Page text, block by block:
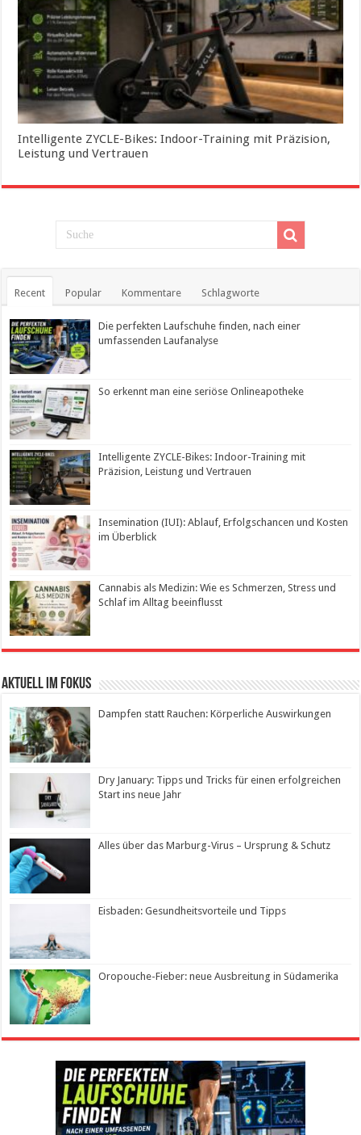
Intelligente ZYCLE-Bikes: Indoor-Training mit Präzision,
Leistung und Vertrauen
Recent Popular Kommentare Schlagworte
Die perfekten Laufschuhe finden, nach einer
umfassenden Laufanalyse
So erkennt man eine seriöse Onlineapotheke
Intelligente ZYCLE-Bikes: Indoor-Training mit
Präzision, Leistung und Vertrauen
Insemination (IUI): Ablauf, Erfolgschancen und Kosten
im Überblick
Cannabis als Medizin: Wie es Schmerzen, Stress und
Schlaf im Alltag beeinflusst
Aktuell im Fokus
Dampfen statt Rauchen: Körperliche Auswirkungen
Dry January: Tipps und Tricks für einen erfolgreichen
Start ins neue Jahr
Alles über das Marburg-Virus – Ursprung & Schutz
Eisbaden: Gesundheitsvorteile und Tipps
Oropouche-Fieber: neue Ausbreitung in Südamerika